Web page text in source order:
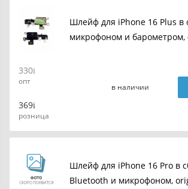
Шлейф для iPhone 16 Plus в
микрофоном и барометром,
330
опт
369
розница
в наличии
Шлейф для iPhone 16 Pro в
Bluetooth и микрофоном,